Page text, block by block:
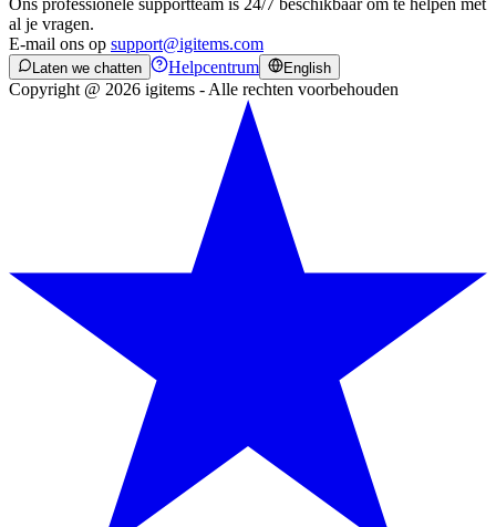
Ons professionele supportteam is 24/7 beschikbaar om te helpen met
al je vragen.
E-mail ons op support@igitems.com
Laten we chatten Helpcentrum English
Copyright @ 2026 igitems - Alle rechten voorbehouden